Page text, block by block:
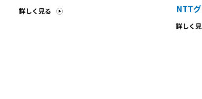
詳しく見る NTT
詳しく